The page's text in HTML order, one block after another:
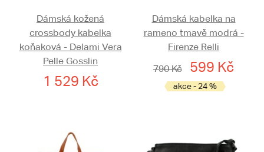
Dámská kožená
crossbody kabelka
koňaková - Delami Vera
Pelle Gosslin
1 529 Kč
Dámská kabelka na
rameno tmavě modrá -
Firenze Relli
790 Kč
599 Kč
akce - 24 %